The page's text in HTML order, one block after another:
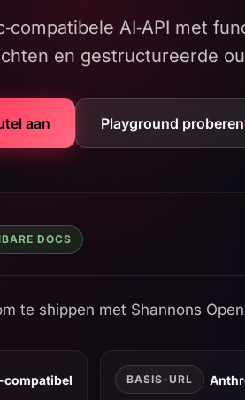
AI‑API met
en gestructureerde
aan Playground proberen
Documentation
DOCS
te shippen met Shannons
compatibel BASIS-URL